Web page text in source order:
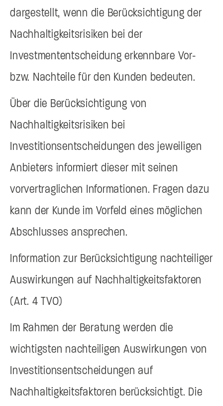
dargestellt, wenn die Berücksichtigung der
Nachhaltigkeitsrisiken bei der
Investmententscheidung erkennbare Vor-
bzw. Nachteile für den Kunden bedeuten.
Über die Berücksichtigung von
Nachhaltigkeitsrisiken bei
Investitionsentscheidungen des jeweiligen
Anbieters informiert dieser mit seinen
vorvertraglichen Informationen. Fragen dazu
kann der Kunde im Vorfeld eines möglichen
Abschlusses ansprechen.
Information zur Berücksichtigung nachteiliger
Auswirkungen auf Nachhaltigkeitsfaktoren
(Art. 4 TVO)
Im Rahmen der Beratung werden die
wichtigsten nachteiligen Auswirkungen von
Investitionsentscheidungen auf
Nachhaltigkeitsfaktoren berücksichtigt. Die